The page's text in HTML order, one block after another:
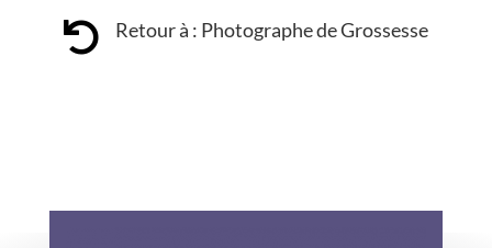
 Retour à : Photographe de Grossesse